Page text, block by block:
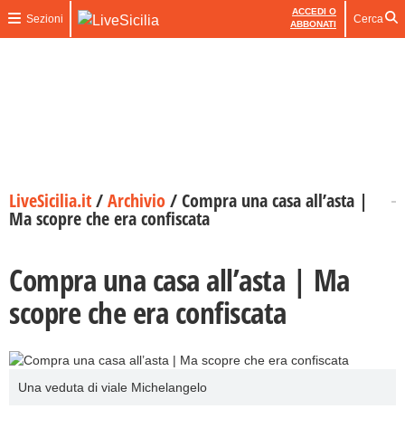
Sezioni
ACCEDI O
ABBONATI
Cerca
LiveSicilia.it/Archivio/Compra una casa all’asta |
Ma scopre che era confiscata
Compra una casa all’asta | Ma
scopre che era confiscata
Una veduta di viale Michelangelo